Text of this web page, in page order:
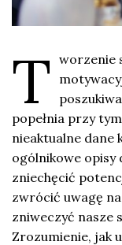
T worzenie
popełnia przy
nieaktualne dane
ogólnikowe opisy
zniechęcić
zwrócić uwagę
zniweczyć nasze
Zrozumienie, jak